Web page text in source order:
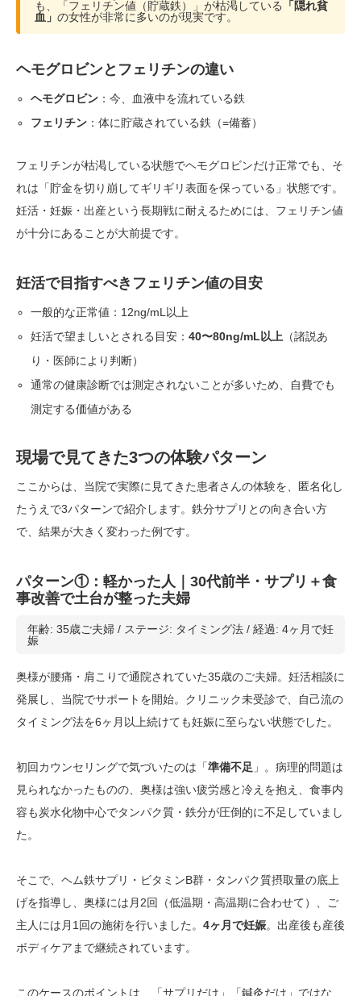
も、「フェリチン値（貯蔵鉄）」が枯渇している
「隠れ貧
血」 の女性が非常に多いのが現実です。
ヘモグロビンとフェリチンの違い
ヘモグロビン ：今、血液中を流れている鉄
フェリチン ：体に貯蔵されている鉄（=備蓄）
フェリチンが枯渇している状態でヘモグロビンだけ正常でも、そ
れは「貯金を切り崩してギリギリ表面を保っている」状態です。
妊活・妊娠・出産という長期戦に耐えるためには、フェリチン値
が十分にあることが大前提です。
妊活で目指すべきフェリチン値の目安
一般的な正常値：12ng/mL以上
妊活で望ましいとされる目安：40〜80ng/mL以上 （諸説あ
り・医師により判断）
通常の健康診断では測定されないことが多いため、自費でも
測定する価値がある
現場で見てきた3つの体験パターン
ここからは、当院で実際に見てきた患者さんの体験を、匿名化し
たうえで3パターンで紹介します。鉄分サプリとの向き合い方
で、結果が大きく変わった例です。
パターン①：軽かった人｜30代前半・サプリ＋食
事改善で土台が整った夫婦
年齢: 35歳ご夫婦 / ステージ: タイミング法 / 経過: 4ヶ月で妊
娠
奥様が腰痛・肩こりで通院されていた35歳のご夫婦。妊活相談に
発展し、当院でサポートを開始。クリニック未受診で、自己流の
タイミング法を6ヶ月以上続けても妊娠に至らない状態でした。
初回カウンセリングで気づいたのは「準備不足 」。病理的問題は
見られなかったものの、奥様は強い疲労感と冷えを抱え、食事内
容も炭水化物中心でタンパク質・鉄分が圧倒的に不足していまし
た。
そこで、ヘム鉄サプリ・ビタミンB群・タンパク質摂取量の底上
げを指導し、奥様には月2回（低温期・高温期に合わせて）、ご
主人には月1回の施術を行いました。 4ヶ月で妊娠。出産後も産後
ボディケアまで継続されています。
このケースのポイントは、「サプリだけ」「鍼灸だけ」ではな